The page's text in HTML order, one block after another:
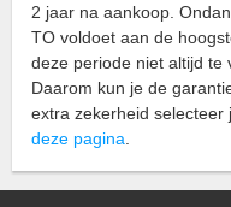
2 jaar na aankoop.
TO voldoet aan de
deze periode niet altijd te
Daarom kun je de
extra zekerheid selecteer
deze pagina